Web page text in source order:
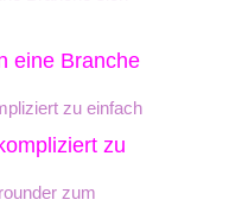
eine Branche
zu